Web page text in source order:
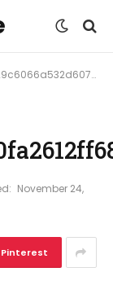
November 24,
Pinterest